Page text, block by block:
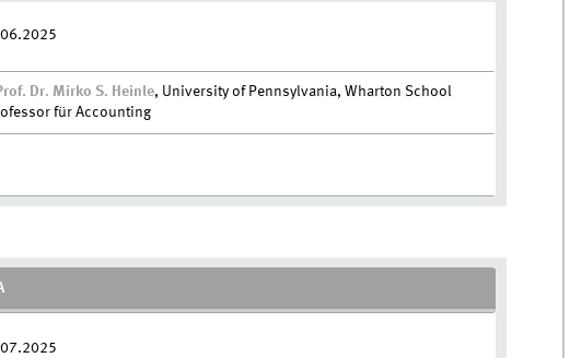
Dr. Mirko S. Heinle, University of Pennsylvania, Wharton School
für Accounting